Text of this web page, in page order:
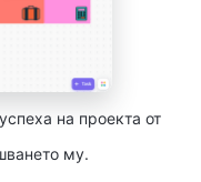
на проекта от
му.